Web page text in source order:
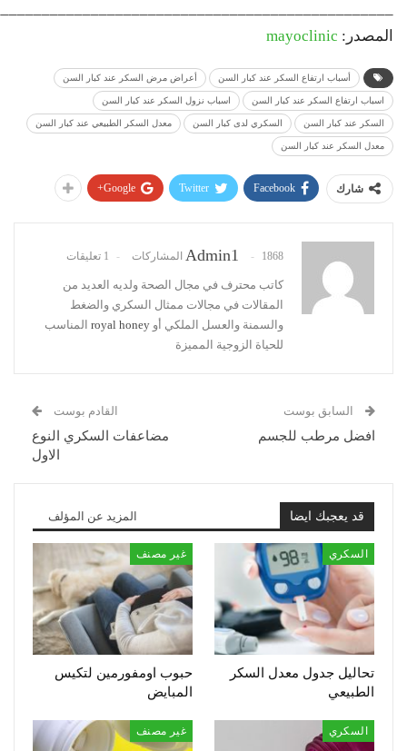
المصدر: mayoclinic
أسباب ارتفاع السكر عند كبار السن أعراض مرض السكر عند كبار السن
اسباب ارتفاع السكر عند كبار السن اسباب نزول السكر عند كبار السن
السكر عند كبار السن السكري لدى كبار السن معدل السكر الطبيعي عند كبار السن
معدل السكر عند كبار السن
شارك Facebook
Twitter
Google+
Admin1 1868 المشاركات 1 تعليقات
كاتب محترف في مجال الصحة ولديه العديد من
المقالات في مجالات ممثال السكري والضغط
والسمنة والعسل الملكي أو royal honey المناسب
للحياة الزوجية المميزة
السابق بوست
افضل مرطب للجسم
القادم بوست
مضاعفات السكري النوع
الاول
قد يعجبك ايضا المزيد عن المؤلف
السكري
تحاليل جدول معدل السكر
الطبيعي
غير مصنف
حبوب اومفورمين لتكيس
المبايض
السكري غير مصنف